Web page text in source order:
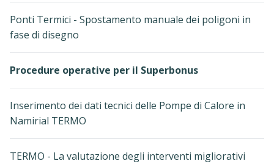
Ponti Termici - Spostamento manuale dei poligoni in
fase di disegno
Procedure operative per il Superbonus
Inserimento dei dati tecnici delle Pompe di Calore in
Namirial TERMO
TERMO - La valutazione degli interventi migliorativi